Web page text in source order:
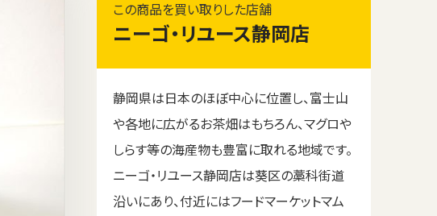
この商品を買い取りした店舗
ニーゴ・リユース静岡店
静岡県は日本のほぼ中心に位置し、富士山
や各地に広がるお茶畑はもちろん、マグロや
しらす等の海産物も豊富に取れる地域です。
ニーゴ・リユース静岡店は葵区の藁科街道
沿いにあり、付近にはフードマーケットマム